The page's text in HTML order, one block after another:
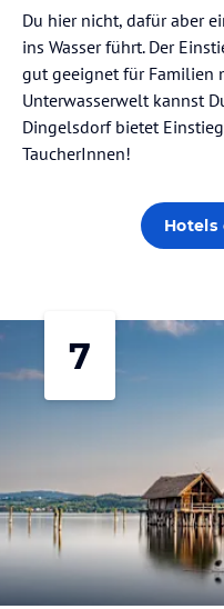
Du hier nicht, dafür aber
ins Wasser führt. Der
gut geeignet für Familien
Unterwasserwelt kannst
Dingelsdorf bietet
TaucherInnen!
Hotels
7